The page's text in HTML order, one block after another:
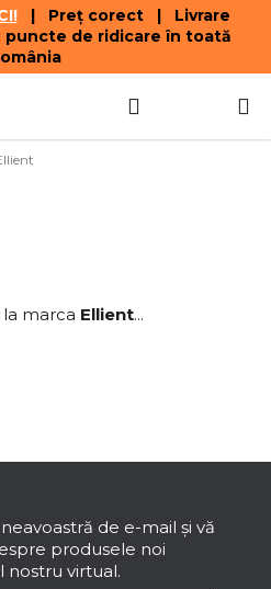
| Preț corect | Livrare
de ridicare în toată
DE
marca Ellient...
de e-mail şi vă
produsele noi
nostru virtual.